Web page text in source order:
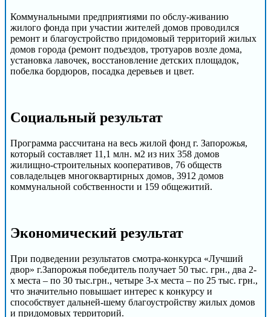
Коммунальными предприятиями по обслу-живанию
жилого фонда при участии жителей домов проводился
ремонт и благоустройство придомовый территорий жилых
домов города (ремонт подъездов, тротуаров возле дома,
установка лавочек, восстановление детских площадок,
побелка бордюров, посадка деревьев и цвет.
Cоциальный результат
Программа рассчитана на весь жилой фонд г. Запорожья,
который составляет 11,1 млн. м2 из них 358 домов
жилищно-строительных кооперативов, 76 обществ
совладельцев многоквартирных домов, 3912 домов
коммунальной собственности и 159 общежитий.
Экономический результат
При подведении результатов смотра-конкурса «Лучший
двор» г.Запорожья победитель получает 50 тыс. грн., два 2-
х места – по 30 тыс.грн., четыре 3-х места – по 25 тыс. грн.,
что значительно повышает интерес к конкурсу и
способствует дальней-шему благоустройству жилых домов
и придомовых территорий.